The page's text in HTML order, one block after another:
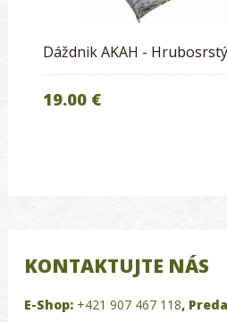
Dáždnik AKAH -
19.00 €
KONTAKTUJTE NÁS
E-Shop: +421 907 467 118,